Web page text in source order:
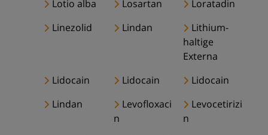
Lotio alba
Losartan
Loratadin
Linezolid
Lindan
Lithium-
haltige
Externa
Lidocain
Lidocain
Lidocain
Lindan
Levofloxaci
n
Levocetirizi
n